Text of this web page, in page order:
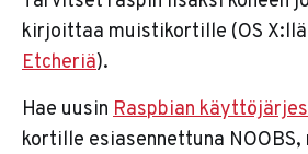
kirjoittaa muistikortille (OS
Etcheriä).
Hae uusin Raspbian
kortille esiasennettuna